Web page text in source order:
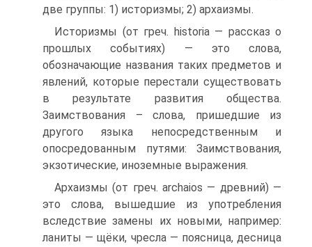
две группы: 1) историзмы; 2) архаизмы.
Историзмы (от греч. historia — рассказ о
прошлых событиях) — это слова,
обозначающие названия таких предметов и
явлений, которые перестали существовать
в результате развития общества.
Заимствования – слова, пришедшие из
другого языка непосредственным и
опосредованным путями: Заимствования,
экзотические, иноземные выражения.
Архаизмы (от греч. archaios — древний) —
это слова, вышедшие из употребления
вследствие замены их новыми, например:
ланиты — щёки, чресла — поясница, десница